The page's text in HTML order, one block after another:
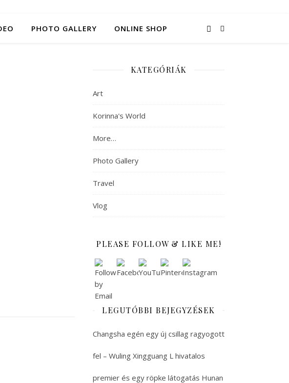
PHOTO GALLERY ONLINE SHOP
KATEGÓRIÁK
Art
Korinna's World
More…
Photo Gallery
Travel
Vlog
PLEASE FOLLOW & LIKE ME!
LEGUTÓBBI BEJEGYZÉSEK
Changsha egén egy új csillag ragyogott
fel – Wuling Xingguang L hivatalos
premier és egy röpke látogatás Hunan